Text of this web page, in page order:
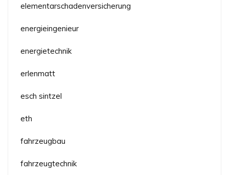
elementarschadenversicherung
energieingenieur
energietechnik
erlenmatt
esch sintzel
eth
fahrzeugbau
fahrzeugtechnik